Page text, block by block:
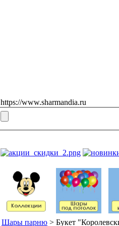
https://www.sharmandia.ru
Шары парню > Букет